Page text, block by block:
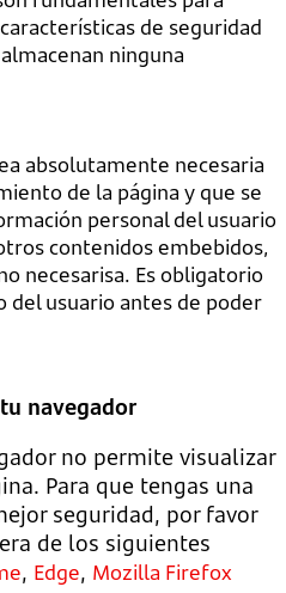
de seguridad
ninguna
absolutamente necesaria
de la página y que se
personal del usuario
contenidos embebidos,
necesarisa. Es obligatorio
usuario antes de poder
navegador
no permite visualizar
Para que tengas una
seguridad, por favor
de los siguientes
, Edge, Mozilla Firefox